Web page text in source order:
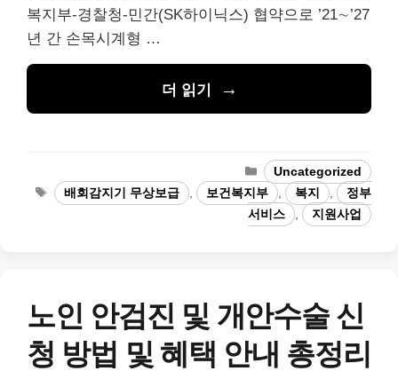
복지부-경찰청-민간(SK하이닉스) 협약으로 ’21∼’27
년 간 손목시계형 …
더 읽기
카
테
고
리
Uncategorized
태
그
배회감지기 무상보급 보건복지부 복지
정부
서비스
지원사업
노인 안검진 및 개안수술 신
청 방법 및 혜택 안내 총정리